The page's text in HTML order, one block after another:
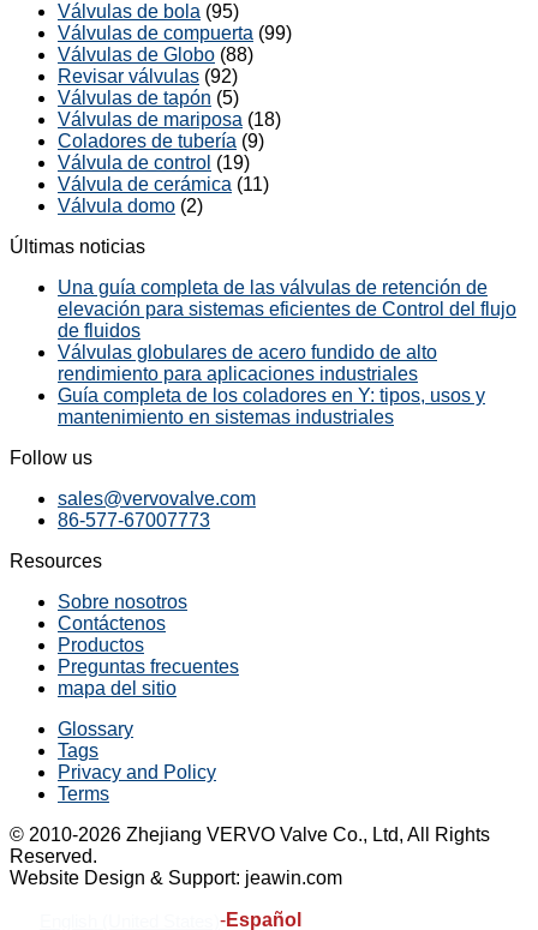
Válvulas de bola (95)
Válvulas de compuerta (99)
Válvulas de Globo (88)
Revisar válvulas (92)
Válvulas de tapón (5)
Válvulas de mariposa (18)
Coladores de tubería (9)
Válvula de control (19)
Válvula de cerámica (11)
Válvula domo (2)
Últimas noticias
Una guía completa de las válvulas de retención de
elevación para sistemas eficientes de Control del flujo
de fluidos
Válvulas globulares de acero fundido de alto
rendimiento para aplicaciones industriales
Guía completa de los coladores en Y: tipos, usos y
mantenimiento en sistemas industriales
Follow us
sales@vervovalve.com
86-577-67007773
Resources
Sobre nosotros
Contáctenos
Productos
Preguntas frecuentes
mapa del sitio
Glossary
Tags
Privacy and Policy
Terms
© 2010-2026 Zhejiang VERVO Valve Co., Ltd, All Rights
Reserved.
Website Design & Support: jeawin.com
-Español